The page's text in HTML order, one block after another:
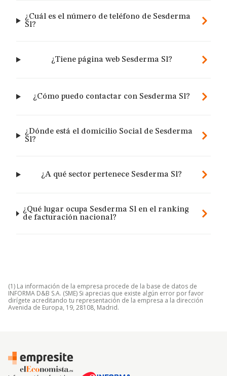
¿Cuál es el número de teléfono de Sesderma
Sl?
¿Tiene página web Sesderma Sl?
¿Cómo puedo contactar con Sesderma Sl?
¿Dónde está el domicilio Social de Sesderma
Sl?
¿A qué sector pertenece Sesderma Sl?
¿Qué lugar ocupa Sesderma Sl en el ranking
de facturación nacional?
(1) La información de la empresa procede de la base de datos de
INFORMA D&B S.A. (SME) Si aprecias que existe algún error por favor
dirígete acreditando tu representación de la empresa a la dirección
Avenida de Europa, 19, 28108, Madrid.